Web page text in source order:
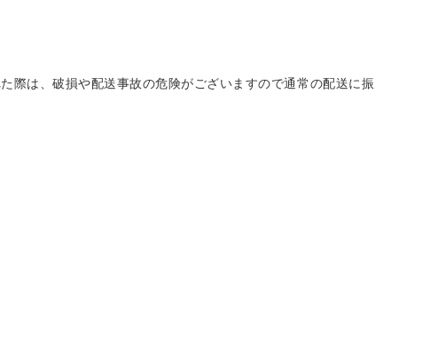
際は、破損や配送事故の危険がございますので通常の配送に振